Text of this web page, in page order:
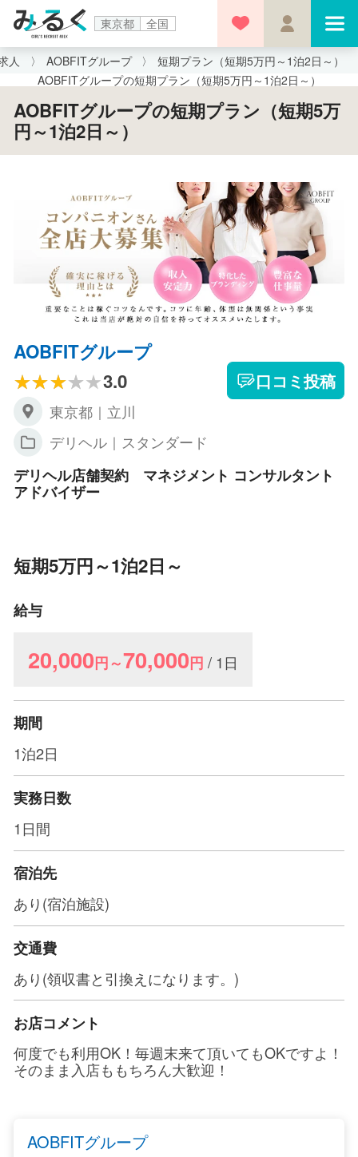
東京都 全国
人 AOBFITグループ
短期プラン（短期5万円～1泊2日～）
AOBFITグループの短期プラン（短期5万円～1泊2日～）
AOBFITグループの短期プラン（短期5万
円～1泊2日～）
AOBFITグループ
3.0
口コミ投稿
東京都｜立川
デリヘル｜スタンダード
デリヘル店舗契約 マネジメント コンサルタント
アドバイザー
短期5万円～1泊2日～
給与
20,000円～70,000円 / 1日
期間
1泊2日
実務日数
1日間
宿泊先
あり(宿泊施設)
交通費
あり(領収書と引換えになります。)
お店コメント
何度でも利用OK！毎週末来て頂いてもOKですよ！
そのまま入店ももちろん大歓迎！
AOBFITグループ